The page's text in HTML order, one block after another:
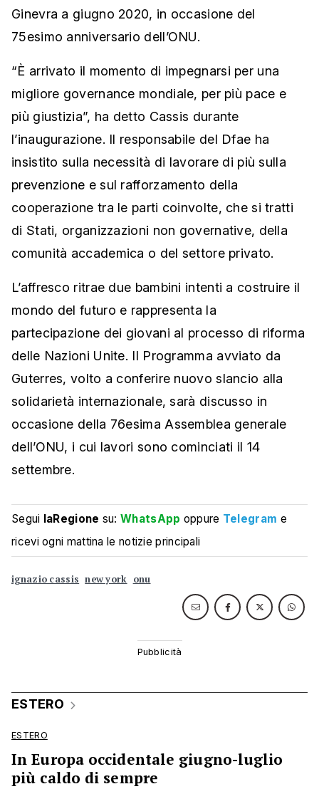
Ginevra a giugno 2020, in occasione del
75esimo anniversario dell’ONU.
“È arrivato il momento di impegnarsi per una
migliore governance mondiale, per più pace e
più giustizia”, ha detto Cassis durante
l’inaugurazione. Il responsabile del Dfae ha
insistito sulla necessità di lavorare di più sulla
prevenzione e sul rafforzamento della
cooperazione tra le parti coinvolte, che si tratti
di Stati, organizzazioni non governative, della
comunità accademica o del settore privato.
L’affresco ritrae due bambini intenti a costruire il
mondo del futuro e rappresenta la
partecipazione dei giovani al processo di riforma
delle Nazioni Unite. Il Programma avviato da
Guterres, volto a conferire nuovo slancio alla
solidarietà internazionale, sarà discusso in
occasione della 76esima Assemblea generale
dell’ONU, i cui lavori sono cominciati il 14
settembre.
Segui laRegione su:WhatsApp oppure Telegram e
ricevi ogni mattina le notizie principali
ignazio cassis new york onu
ESTERO
ESTERO
In Europa occidentale giugno-luglio
più caldo di sempre